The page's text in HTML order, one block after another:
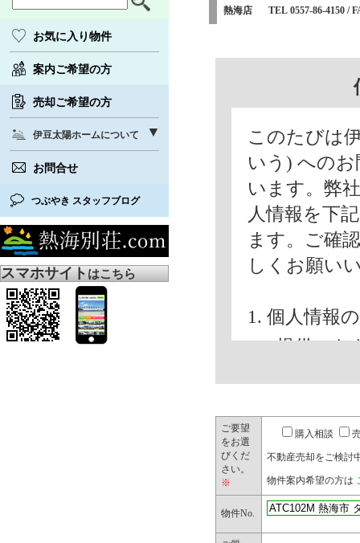
お気に入り物件
案内ご希望の方
売却ご希望の方
伊豆太陽ホームについて
お問合せ
つぶやき スタッフブログ
スマホサイトはこちら
熱海店
TEL 0557-86-4150 /
このたびは
いう) への
います。弊
人情報を下
ます。ご確
しくお願い
1. 個人情報
ご提供いた
(2) 弊社主
郵送物な
お問合せ
弊社主催
物などによ
ご要望
をお選
びくだ
さい。
※
購入相談
不動産売却をご検討
物件案内希望の方は
物件No.